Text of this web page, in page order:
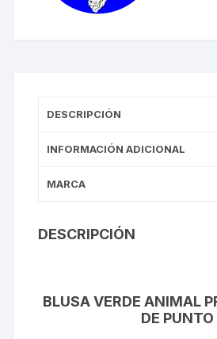
DESCRIPCIÓN
INFORMACIÓN ADICIONAL
MARCA
DESCRIPCIÓN
BLUSA VERDE ANIMAL
DE PUNTO